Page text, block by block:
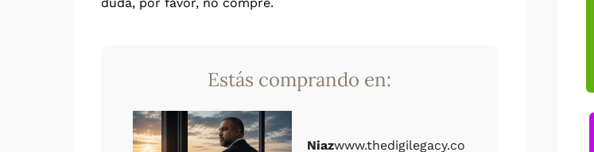
Estás comprando en:
Niazwww.thedigilegacy.co